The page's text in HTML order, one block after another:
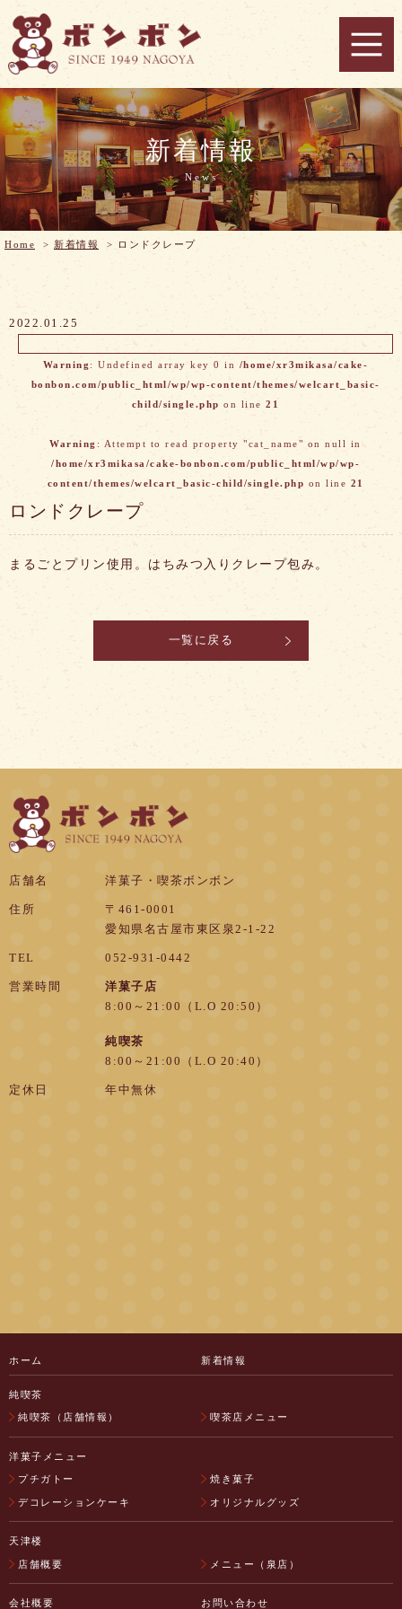
新着情報
News
Home > 新着情報 > ロンドクレープ
2022.01.25
Warning: Undefined array key 0 in /home/xr3mikasa/cake-
bonbon.com/public_html/wp/wp-content/themes/welcart_basic-
child/single.php on line21
Warning : Attempt to read property "cat_name" on null in
/home/xr3mikasa/cake-bonbon.com/public_html/wp/wp-
content/themes/welcart_basic-child/single.php on line 21
ロンドクレープ
まるごとプリン使用。はちみつ入りクレープ包み。
一覧に戻る
店舗名 洋菓子・喫茶ボンボン
住所
〒461-0001
愛知県名古屋市東区泉2-1-22
TEL 052-931-0442
営業時間
洋菓子店
8:00～21:00（L.O 20:50）
純喫茶
8:00～21:00（L.O 20:40）
定休日 年中無休
ホーム 新着情報
純喫茶
純喫茶（店舗情報） 喫茶店メニュー
洋菓子メニュー
プチガトー 焼き菓子
デコレーションケーキ オリジナルグッズ
天津楼
店舗概要 メニュー（泉店）
会社概要 お問い合わせ